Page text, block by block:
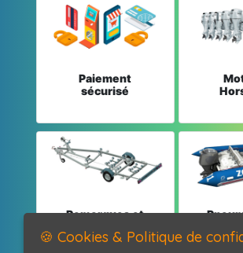
Paiement
sécurisé
Remorques et
🍪 Cookies & Politique de